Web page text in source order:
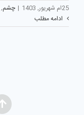
25ام شهریور, 1403 | چشم,
ادامه مطلب